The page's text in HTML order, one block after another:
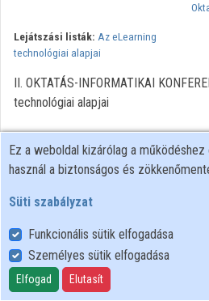
Lejátszási listák: Az eLearning
technológiai alapjai
II. OKTATÁS-INFORMATIKAI
technológiai alapjai
Felhasználói szabályzat
Adatkezelési tájékoztató
Süti szabályzat
Ez a weboldal kizárólag a
használ a biztonságos és
Süti szabályzat
Funkcionális sütik elfogadása
Személyes sütik elfogadása
Elfogad Elutasít